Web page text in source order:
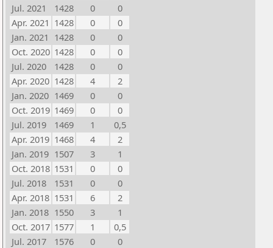
Jul. 2021
1428 0
0
Apr. 2021 1428 0
0
Jan. 2021 1428 0
0
Oct. 2020 1428 0
0
Jul. 2020
1428 0
0
Apr. 2020 1428 4
2
Jan. 2020 1469 0
0
Oct. 2019 1469 0
0
Jul. 2019
1469 1
0,5
Apr. 2019 1468 4
2
Jan. 2019 1507 3
1
Oct. 2018 1531 0
0
Jul. 2018
1531 0
0
Apr. 2018 1531 6
2
Jan. 2018 1550 3
1
Oct. 2017 1577 1
0,5
Jul. 2017
1576 0
0